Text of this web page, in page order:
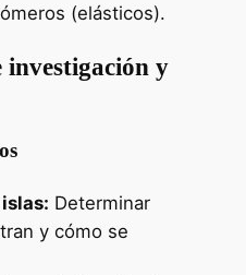
(elásticos).
investigación y
Determinar
y cómo se